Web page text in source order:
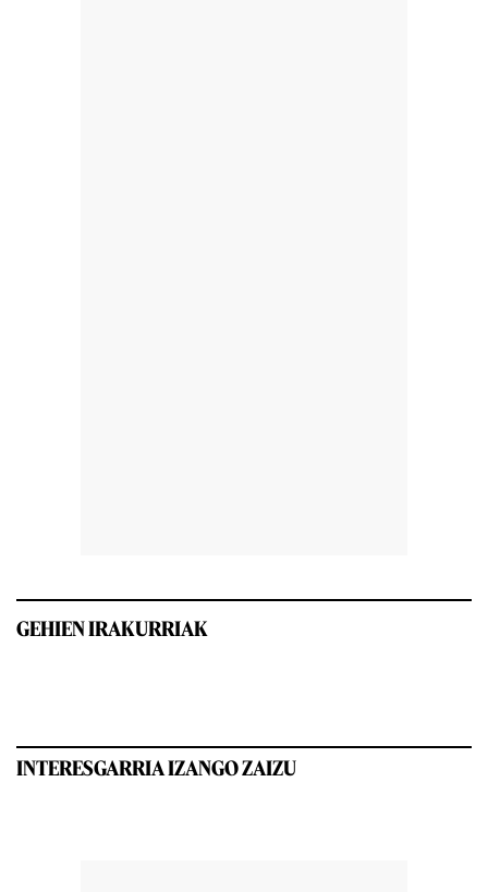
GEHIEN IRAKURRIAK
INTERESGARRIA IZANGO ZAIZU